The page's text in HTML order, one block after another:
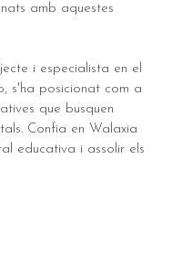
amb aquestes
i especialista en el
s'ha posicionat com a
que busquen
Confia en Walaxia
educativa i assolir els